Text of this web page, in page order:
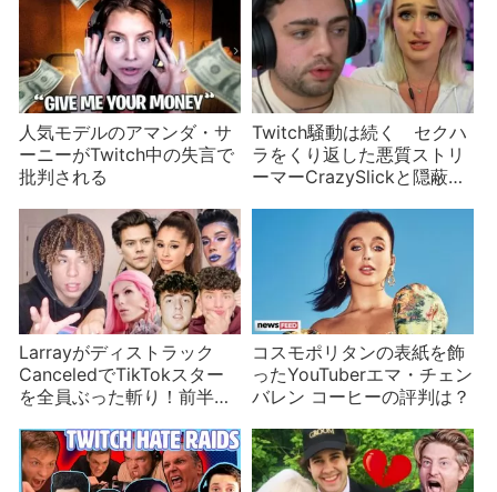
人気モデルのアマンダ・サ
ーニーがTwitch中の失言で
批判される
Twitch騒動は続く セクハ
ラをくり返した悪質ストリ
ーマーCrazySlickと隠蔽に
Larrayがディストラック
CanceledでTikTokスター
を全員ぶった斬り！前半
コスモポリタンの表紙を飾
ったYouTuberエマ・チェン
バレン コーヒーの評判は？